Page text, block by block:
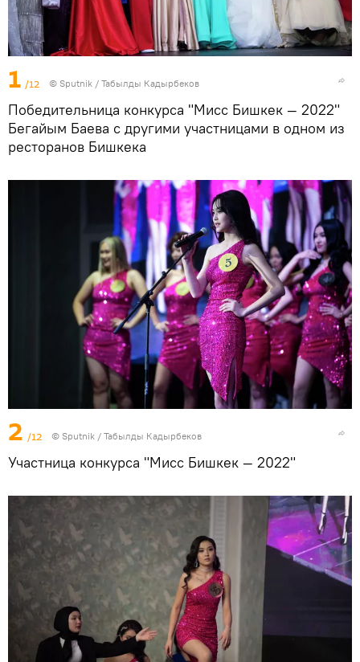
1 /12 © Sputnik / Табылды Кадырбеков
Победительница конкурса "Мисс Бишкек — 2022"
Бегайым Баева с другими участницами в одном из
ресторанов Бишкека
2 /12 © Sputnik / Табылды Кадырбеков
Участница конкурса "Мисс Бишкек — 2022"